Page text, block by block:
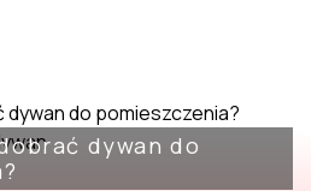
do pomieszczenia?
dywan do